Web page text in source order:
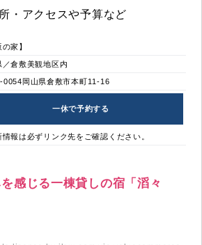
・アクセスや予算など
の家】
／倉敷美観地区内
0054岡山県倉敷市本町11-16
一休で予約する
報は必ずリンク先をご確認ください。
感じる一棟貸しの宿「滔々